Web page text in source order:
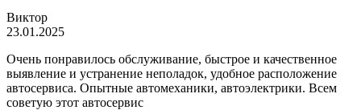
Виктор
23.01.2025
Очень понравилось обслуживание, быстрое и качественное
выявление и устранение неполадок, удобное расположение
автосервиса. Опытные автомеханики, автоэлектрики. Всем
советую этот автосервис